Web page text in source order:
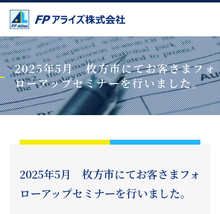
2025年5月 枚方市にてお客さまフォ
ローアップセミナーを行いました。
2025年5月 枚方市にてお客さまフォ
ローアップセミナーを行いました。